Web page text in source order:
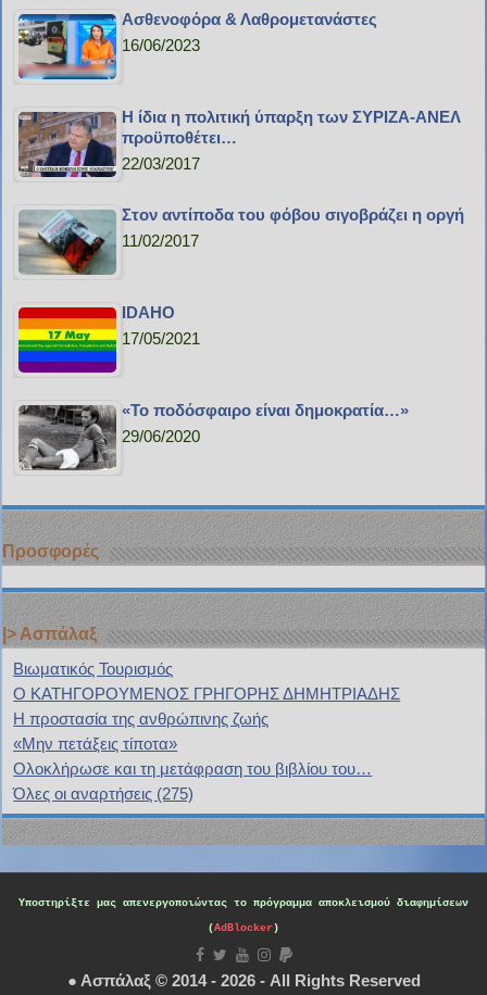
Ασθενοφόρα & Λαθρομετανάστες
16/06/2023
Η ίδια η πολιτική ύπαρξη των ΣΥΡΙΖΑ-ΑΝΕΛ
προϋποθέτει…
22/03/2017
Στον αντίποδα του φόβου σιγοβράζει η οργή
11/02/2017
IDAHO
17/05/2021
«Το ποδόσφαιρο είναι δημοκρατία…»
29/06/2020
Προσφορές
|> Ασπάλαξ
Bιωματικός Τουρισμός
Ο ΚΑΤΗΓΟΡΟΥΜΕΝΟΣ ΓΡΗΓΟΡΗΣ ΔΗΜΗΤΡΙΑΔΗΣ
H προστασία της ανθρώπινης ζωής
«Μην πετάξεις τίποτα»
Ολοκλήρωσε και τη μετάφραση του βιβλίου του…
Όλες οι αναρτήσεις (275)
Υποστηρίξτε μας απενεργοποιώντας το πρόγραμμα αποκλεισμού διαφημίσεων
(AdBlocker)
● Ασπάλαξ © 2014 - 2026 - All Rights Reserved